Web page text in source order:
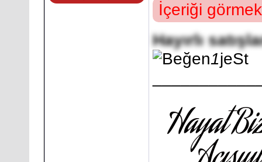
İçeriği
Hayırlı
1jeSt